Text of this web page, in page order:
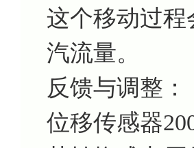
这个移动过
汽流量。
反馈与调整：
位移传感器